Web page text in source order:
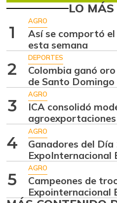
LO MÁS
1
AGRO
Así se comportó
esta semana
2
DEPORTES
Colombia ganó
de Santo Domingo
3
AGRO
ICA consolidó
agroexportaciones
4
AGRO
Ganadores del Día
ExpoInternacional
5
AGRO
Campeones de
Expointernacional